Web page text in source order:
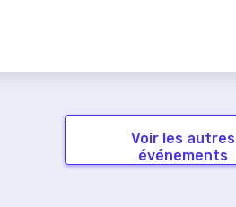
Voir les autres
événements